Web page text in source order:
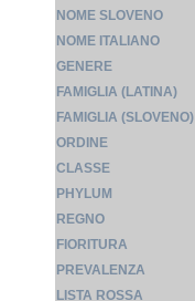
NOME SLOVENO
NOME ITALIANO
GENERE
FAMIGLIA (LATINA)
FAMIGLIA (SLOVENO)
ORDINE
CLASSE
PHYLUM
REGNO
FIORITURA
PREVALENZA
LISTA ROSSA